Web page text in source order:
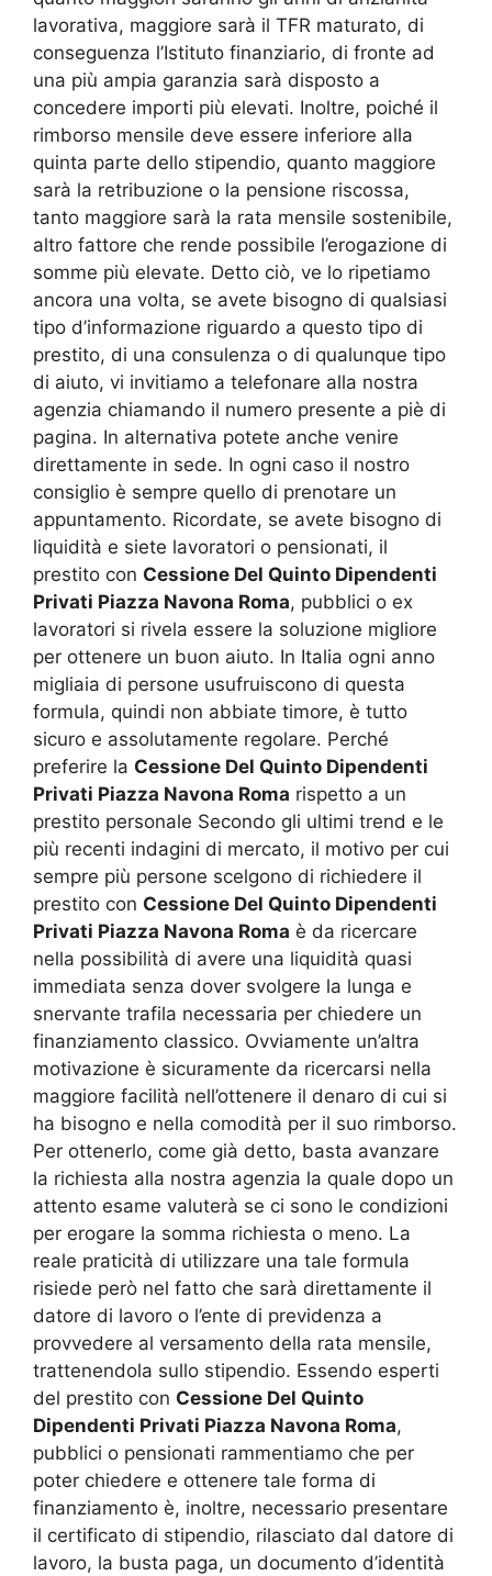
lavorativa, maggiore sarà il TFR maturato, di
conseguenza l’Istituto finanziario, di fronte ad
una più ampia garanzia sarà disposto a
concedere importi più elevati. Inoltre, poiché il
rimborso mensile deve essere inferiore alla
quinta parte dello stipendio, quanto maggiore
sarà la retribuzione o la pensione riscossa,
tanto maggiore sarà la rata mensile sostenibile,
altro fattore che rende possibile l’erogazione di
somme più elevate. Detto ciò, ve lo ripetiamo
ancora una volta, se avete bisogno di qualsiasi
tipo d’informazione riguardo a questo tipo di
prestito, di una consulenza o di qualunque tipo
di aiuto, vi invitiamo a telefonare alla nostra
agenzia chiamando il numero presente a piè di
pagina. In alternativa potete anche venire
direttamente in sede. In ogni caso il nostro
consiglio è sempre quello di prenotare un
appuntamento. Ricordate, se avete bisogno di
liquidità e siete lavoratori o pensionati, il
prestito con Cessione Del Quinto Dipendenti
Privati Piazza Navona Roma, pubblici o ex
lavoratori si rivela essere la soluzione migliore
per ottenere un buon aiuto. In Italia ogni anno
migliaia di persone usufruiscono di questa
formula, quindi non abbiate timore, è tutto
sicuro e assolutamente regolare. Perché
preferire la Cessione Del Quinto Dipendenti
Privati Piazza Navona Roma rispetto a un
prestito personale Secondo gli ultimi trend e le
più recenti indagini di mercato, il motivo per cui
sempre più persone scelgono di richiedere il
prestito con Cessione Del Quinto Dipendenti
Privati Piazza Navona Roma è da ricercare
nella possibilità di avere una liquidità quasi
immediata senza dover svolgere la lunga e
snervante trafila necessaria per chiedere un
finanziamento classico. Ovviamente un’altra
motivazione è sicuramente da ricercarsi nella
maggiore facilità nell’ottenere il denaro di cui si
ha bisogno e nella comodità per il suo rimborso.
Per ottenerlo, come già detto, basta avanzare
la richiesta alla nostra agenzia la quale dopo un
attento esame valuterà se ci sono le condizioni
per erogare la somma richiesta o meno. La
reale praticità di utilizzare una tale formula
risiede però nel fatto che sarà direttamente il
datore di lavoro o l’ente di previdenza a
provvedere al versamento della rata mensile,
trattenendola sullo stipendio. Essendo esperti
del prestito con Cessione Del Quinto
Dipendenti Privati Piazza Navona Roma,
pubblici o pensionati rammentiamo che per
poter chiedere e ottenere tale forma di
finanziamento è, inoltre, necessario presentare
il certificato di stipendio, rilasciato dal datore di
lavoro, la busta paga, un documento d’identità